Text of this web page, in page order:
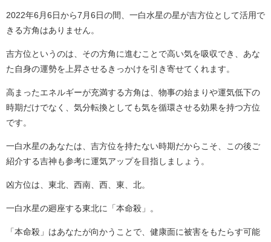
2022年6月6日から7月6日の間、一白水星の星が吉方位として活用で
きる方角はありません。
吉方位というのは、その方角に進むことで高い気を吸収でき、あな
た自身の運勢を上昇させるきっかけを引き寄せてくれます。
高まったエネルギーが充満する方角は、物事の始まりや運気低下の
時期だけでなく、気分転換としても気を循環させる効果を持つ方位
です。
一白水星のあなたは、吉方位を持たない時期だからこそ、この後ご
紹介する吉神も参考に運気アップを目指しましょう。
凶方位は、東北、西南、西、東、北。
一白水星の廻座する東北に「本命殺」。
「本命殺」はあなたが向かうことで、健康面に被害をもたらす可能